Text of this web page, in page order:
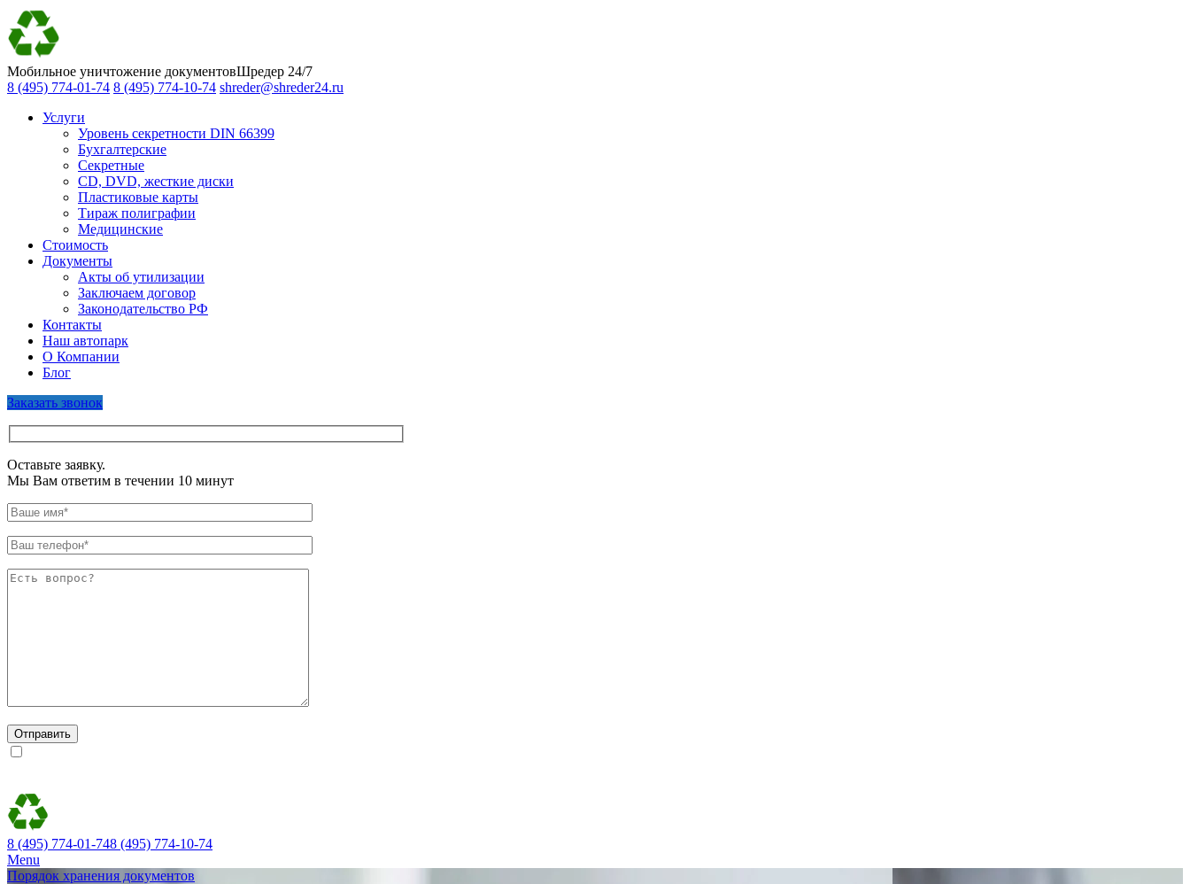
Мобильное уничтожение документовШредер 24/7
8 (495) 774-01-74 8 (495) 774-10-74 shreder@shreder24.ru
Услуги
Уровень секретности DIN 66399
Бухгалтерские
Секретные
CD, DVD, жесткие диски
Пластиковые карты
Тираж полиграфии
Медицинские
Стоимость
Документы
Акты об утилизации
Заключаем договор
Законодательство РФ
Контакты
Наш автопарк
О Компании
Блог
Заказать звонок
Оставьте заявку.
Мы Вам ответим в течении 10 минут
8 (495) 774-01-748 (495) 774-10-74
Menu
Порядок хранения документов